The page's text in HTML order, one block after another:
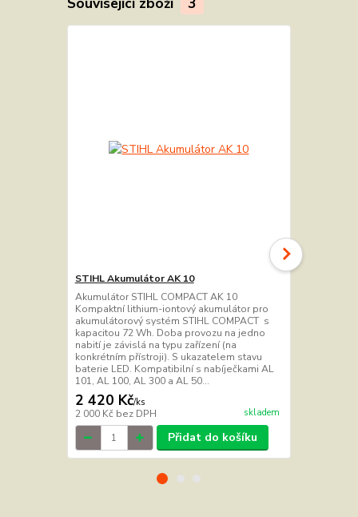
STIHL Akumulátor AK 10
Akumulátor STIHL COMPACT AK 10
Kompaktní lithium-iontový akumulátor pro
akumulátorový systém STIHL COMPACT s
kapacitou 72 Wh. Doba provozu na jedno
nabití je závislá na typu zařízení (na
konkrétním přístroji). S ukazatelem stavu
baterie LED. Kompatibilní s nabíječkami AL
101, AL 100, AL 300 a AL 50...
2 420 Kč/ks
2 000 Kč bez DPH skladem
Přidat do košíku